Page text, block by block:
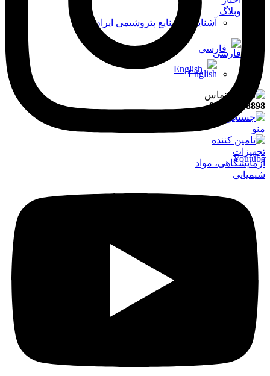
وبلاگ
آشنایی با صنایع پتروشیمی ایران
فارسی
English
021-91008898
منو
Youtube